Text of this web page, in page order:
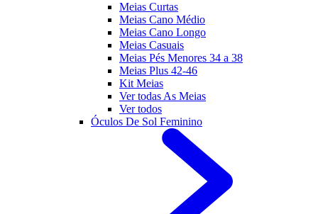
Meias Curtas
Meias Cano Médio
Meias Cano Longo
Meias Casuais
Meias Pés Menores 34 a 38
Meias Plus 42-46
Kit Meias
Ver todas As Meias
Ver todos
Óculos De Sol Feminino